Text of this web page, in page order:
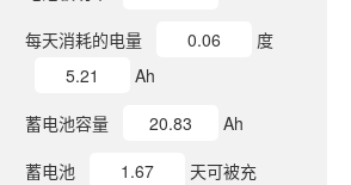
每天消耗的电量
度
Ah
蓄电池容量
Ah
蓄电池
天可被充